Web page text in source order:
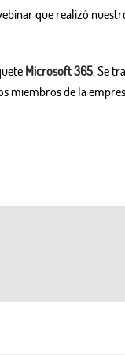
que realizó
Microsoft 365. Se
miembros de la